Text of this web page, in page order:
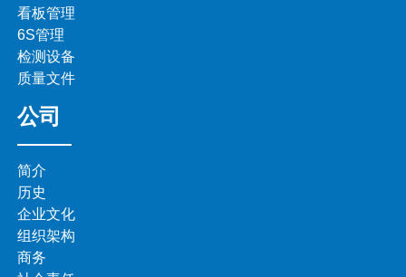
看板管理
6S管理
检测设备
质量文件
公司
简介
历史
企业文化
组织架构
商务